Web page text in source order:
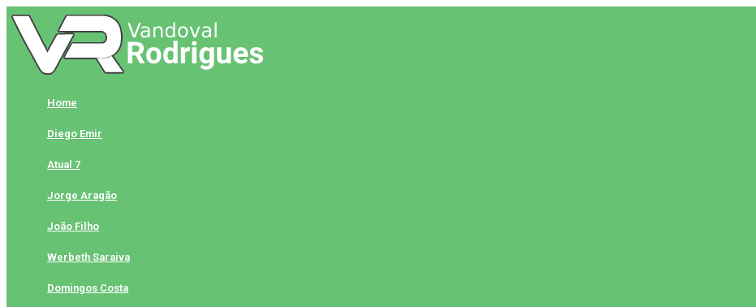
Skip
to
content
Home
Diego Emir
Atual 7
Jorge Aragão
João Filho
Werbeth Saraiva
Domingos Costa